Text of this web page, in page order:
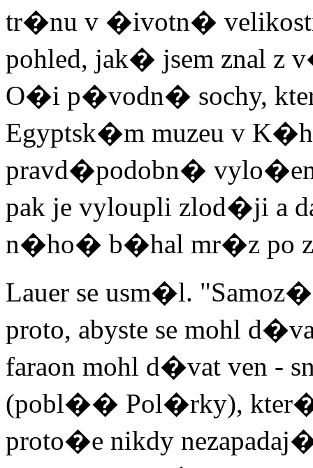
tr�nu v �ivotn�
pohled, jak� jsem znal
O�i p�vodn� sochy,
Egyptsk�m muzeu v
pravd�podobn�
pak je vyloupli zlod�ji a
n�ho� b�hal mr�z po
Lauer se usm�l.
proto, abyste se mohl
faraon mohl d�vat ven -
(pobl�� Pol�rky),
proto�e nikdy